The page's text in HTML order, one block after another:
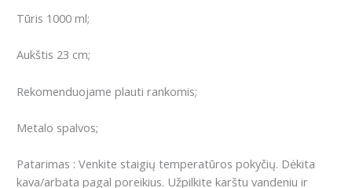
Tūris 1000 ml;
Aukštis 23 cm;
Rekomenduojame plauti rankomis;
Metalo spalvos;
Patarimas : Venkite staigių temperatūros pokyčių. Dėkita
kava/arbata pagal poreikius. Užpilkite karštu vandeniu ir